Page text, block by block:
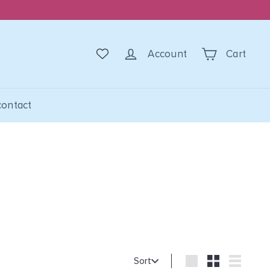
Account Cart
Sort
Sort